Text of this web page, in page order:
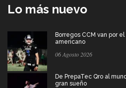
Lo más nuevo
Borregos CCM van por
americano
06 Agosto 2026
De PrepaTec Qro al
gran sueño